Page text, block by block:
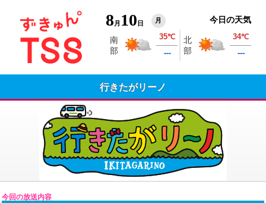
8 月 10 日 月 今日の天気
行きたがリーノ
今回の放送内容